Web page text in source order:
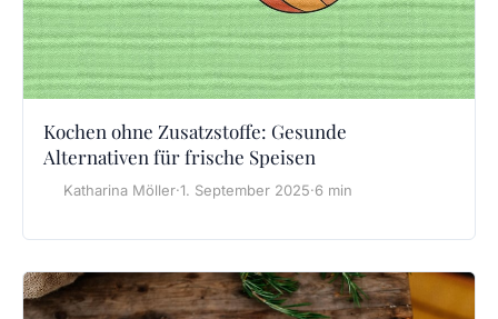
Kochen ohne Zusatzstoffe: Gesunde
Alternativen für frische Speisen
Katharina Möller·1. September 2025·6 min